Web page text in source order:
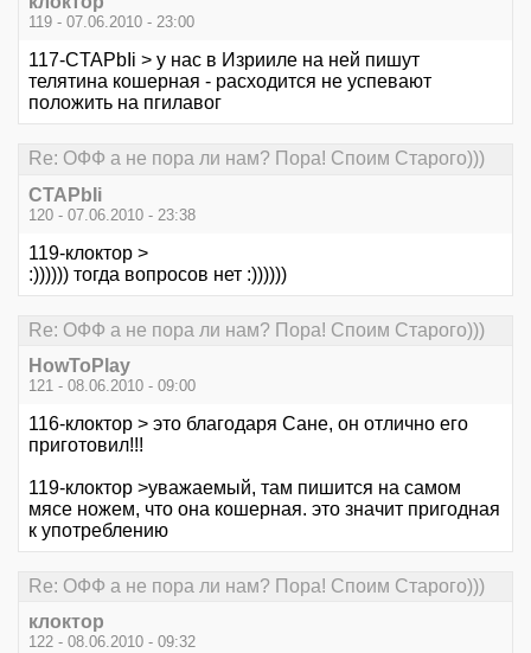
119 - 07.06.2010 - 23:00
117-CTAPbIi > у нас в Изрииле на ней пишут
телятина кошерная - расходится не успевают
положить на пгилавог
Re: ОФФ а не пора ли нам? Пора! Споим Старого)))
CTAPbIi
120 - 07.06.2010 - 23:38
119-клоктор >
:)))))) тогда вопросов нет :))))))
Re: ОФФ а не пора ли нам? Пора! Споим Старого)))
HowToPlay
121 - 08.06.2010 - 09:00
116-клоктор > это благодаря Сане, он отлично его
приготовил!!!
119-клоктор >уважаемый, там пишится на самом
мясе ножем, что она кошерная. это значит пригодная
к употреблению
Re: ОФФ а не пора ли нам? Пора! Споим Старого)))
клоктор
122 - 08.06.2010 - 09:32